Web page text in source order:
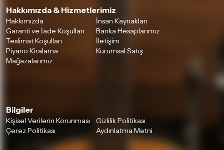
Hakkımızda & Hizmetlerimiz
Hakkımızda
İnsan Kaynakları
Garanti ve İade Koşulları
Banka Hesaplarımız
Teslimat Koşulları
İletişim
Piyano Kiralama
Kurumsal Satış
Mağazalarımız
Bilgiler
Kişisel Verilerin Korunması
Gizlilik Politikası
Çerez Politikası
Aydınlatma Metni